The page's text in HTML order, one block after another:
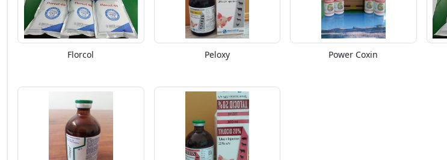
Florcol Peloxy Power Coxin